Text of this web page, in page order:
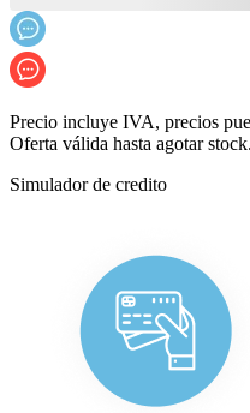
Precio incluye IVA, precios
Oferta válida hasta agotar stock.
Simulador de credito